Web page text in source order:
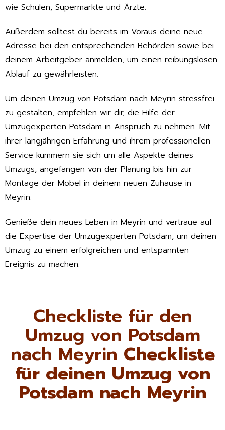
wie Schulen, Supermärkte und Ärzte.
Außerdem solltest du bereits im Voraus deine neue
Adresse bei den entsprechenden Behörden sowie bei
deinem Arbeitgeber anmelden, um einen reibungslosen
Ablauf zu gewährleisten.
Um deinen Umzug von Potsdam nach Meyrin stressfrei
zu gestalten, empfehlen wir dir, die Hilfe der
Umzugexperten Potsdam in Anspruch zu nehmen. Mit
ihrer langjährigen Erfahrung und ihrem professionellen
Service kümmern sie sich um alle Aspekte deines
Umzugs, angefangen von der Planung bis hin zur
Montage der Möbel in deinem neuen Zuhause in
Meyrin.
Genieße dein neues Leben in Meyrin und vertraue auf
die Expertise der Umzugexperten Potsdam, um deinen
Umzug zu einem erfolgreichen und entspannten
Ereignis zu machen.
Checkliste für den
Umzug von Potsdam
nach Meyrin Checkliste
für deinen Umzug von
Potsdam nach Meyrin